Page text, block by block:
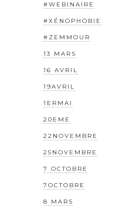
#WEBINAIRE
#XÉNOPHOBIE
#ZEMMOUR
13 MARS
16 AVRIL
19AVRIL
1ERMAI
20EME
22NOVEMBRE
25NOVEMBRE
7 OCTOBRE
7OCTOBRE
8 MARS